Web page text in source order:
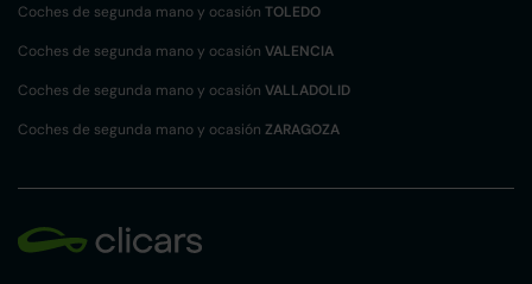
Coches de segunda mano y ocasión TOLEDO
Coches de segunda mano y ocasión VALENCIA
Coches de segunda mano y ocasión VALLADOLID
Coches de segunda mano y ocasión ZARAGOZA